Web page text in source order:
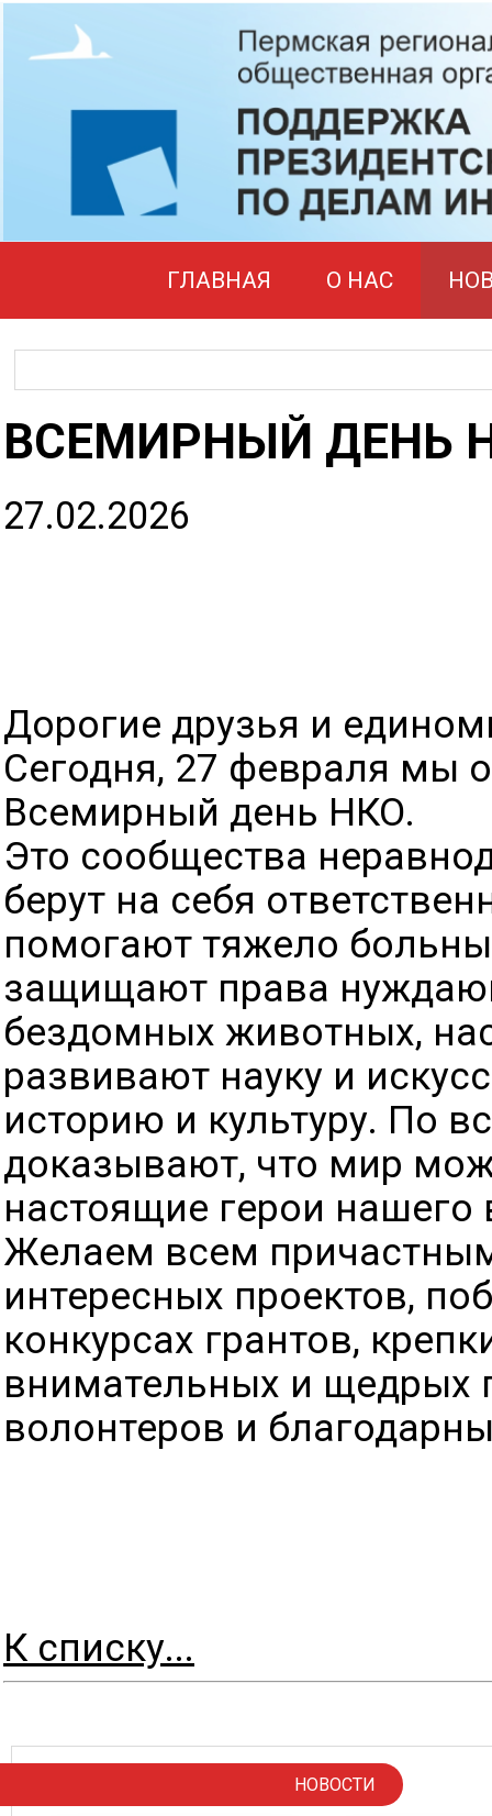
ГЛАВНАЯ О НАС
ВСЕМИРНЫЙ ДЕНЬ
27.02.2026
Дорогие друзья и
Сегодня, 27 февраля мы
Всемирный день НКО.
Это сообщества
берут на себя
помогают тяжело
защищают права
бездомных животных,
развивают науку и
историю и культуру. По
доказывают, что мир
настоящие герои нашего
Желаем всем
интересных проектов,
конкурсах грантов,
внимательных и щедрых
волонтеров и
К списку...
НОВОСТИ